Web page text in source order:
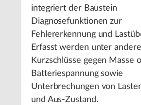
integriert der Baustein
Diagnosefunktionen zur
Fehlererkennung und
Erfasst werden unter
Kurzschlüsse gegen Masse
Batteriespannung sowie
Unterbrechungen von
und Aus-Zustand.